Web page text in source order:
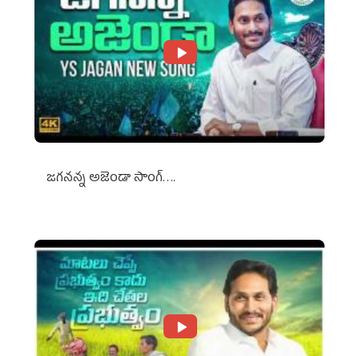
జగనన్న అజెండా సాంగ్….